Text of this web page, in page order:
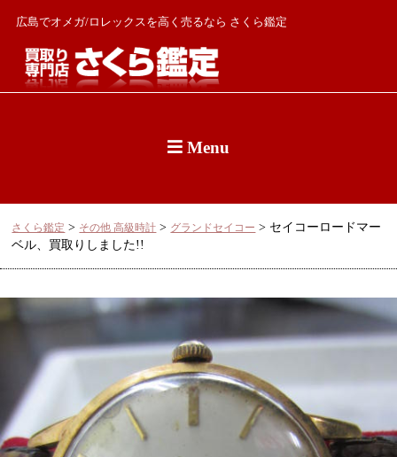
広島でオメガ/ロレックスを高く売るなら さくら鑑定
Menu
さくら鑑定 > その他 高級時計 > グランドセイコー > セイコーロードマー
ベル、買取りしました!!